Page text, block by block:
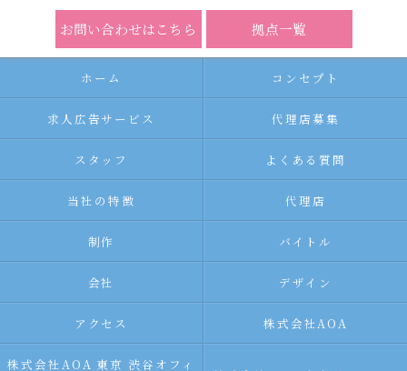
お問い合わせはこちら 拠点一覧
ホーム コンセプト
求人広告サービス 代理店募集
スタッフ よくある質問
当社の特徴 代理店
制作 バイトル
会社 デザイン
アクセス 株式会社AOA
株式会社AOA 東京 渋谷オフィ